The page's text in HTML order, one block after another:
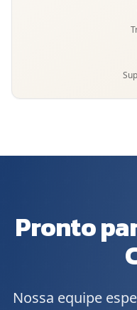
Pronto
Nossa equipe